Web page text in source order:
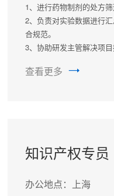
1、进行药物制剂的处方
2、负责对实验数据进行
合规范。
3、协助研发主管解决项目
任职要求：
查看更多
知识产权专员
办公地点：上海